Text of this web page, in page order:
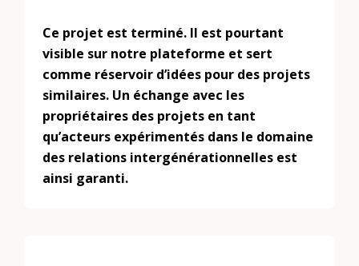
Ce projet est terminé. Il est pourtant
visible sur notre plateforme et sert
comme réservoir d’idées pour des projets
similaires. Un échange avec les
propriétaires des projets en tant
qu’acteurs expérimentés dans le domaine
des relations intergénérationnelles est
ainsi garanti.